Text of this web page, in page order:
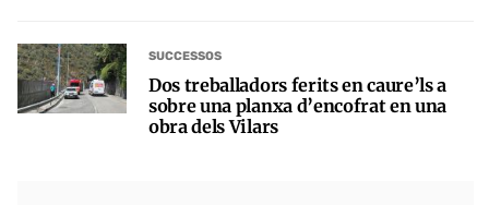
SUCCESSOS
Dos treballadors ferits en caure’ls a
sobre una planxa d’encofrat en una
obra dels Vilars